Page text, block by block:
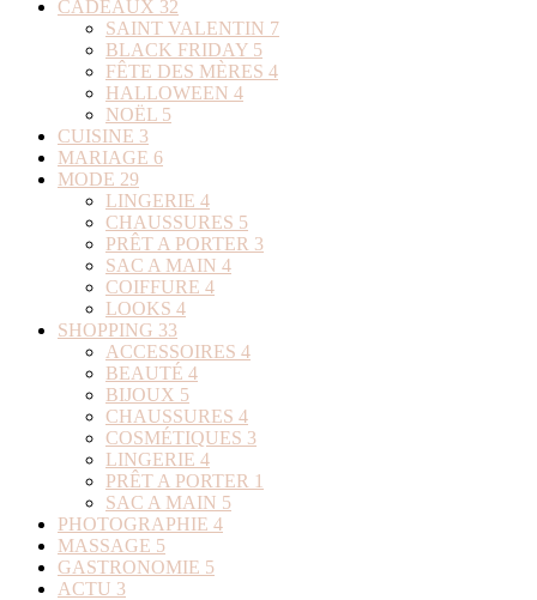
CADEAUX 32
SAINT VALENTIN 7
BLACK FRIDAY 5
FÊTE DES MÈRES 4
HALLOWEEN 4
NOËL 5
CUISINE 3
MARIAGE 6
MODE 29
LINGERIE 4
CHAUSSURES 5
PRÊT A PORTER 3
SAC A MAIN 4
COIFFURE 4
LOOKS 4
SHOPPING 33
ACCESSOIRES 4
BEAUTÉ 4
BIJOUX 5
CHAUSSURES 4
COSMÉTIQUES 3
LINGERIE 4
PRÊT A PORTER 1
SAC A MAIN 5
PHOTOGRAPHIE 4
MASSAGE 5
GASTRONOMIE 5
ACTU 3